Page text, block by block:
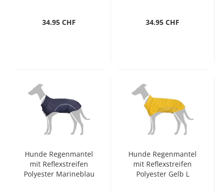
34.95 CHF
34.95 CHF
Hunde Regenmantel
mit Reflexstreifen
Polyester Marineblau
Hunde Regenmantel
mit Reflexstreifen
Polyester Gelb L